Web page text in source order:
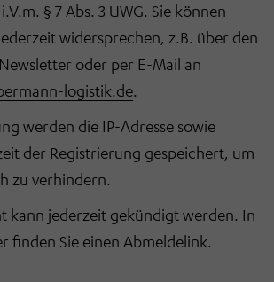
§ 7 Abs. 3 UWG. Sie können
widersprechen, z.B. über den
oder per E-Mail an
logistik.de.
werden die IP-Adresse sowie
der Registrierung gespeichert, um
zu verhindern.
kann jederzeit gekündigt werden. In
finden Sie einen Abmeldelink.